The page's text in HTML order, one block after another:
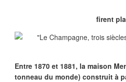
firent
Entre 1870 et 1881, la maison
tonneau du monde) construit à